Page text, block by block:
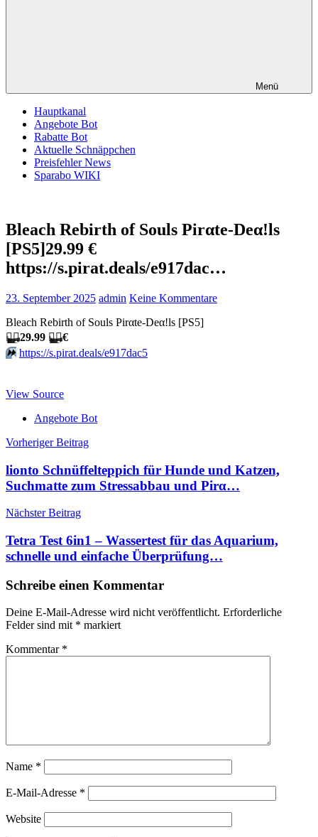
Menü
Hauptkanal
Angebote Bot
Rabatte Bot
Aktuelle Schnäppchen
Preisfehler News
Sparabo WIKI
Bleach Rebirth of Souls Pirαtе-Dеα!ls
[PS5]29.99 €
https://s.pirat.deals/e917dac…
23. September 2025 admin Keine Kommentare
Bleach Rebirth of Souls Pirαtе-Dеα!ls [PS5]
🏴‍☠️29.99 🏴‍☠️€
⏩️ https://s.pirat.deals/e917dac5
View Source
Angebote Bot
Beitragsnavigation
Vorheriger Beitrag
lionto Schnüffelteppich für Hunde und Katzen,
Suchmatte zum Stressabbau und Pirα…
Nächster Beitrag
Tetra Test 6in1 – Wassertest für das Aquarium,
schnelle und einfache Überprüfung…
Schreibe einen Kommentar
Deine E-Mail-Adresse wird nicht veröffentlicht. Erforderliche
Felder sind mit * markiert
Kommentar *
Name *
E-Mail-Adresse *
Website